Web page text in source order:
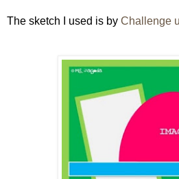
The sketch I used is by Challenge